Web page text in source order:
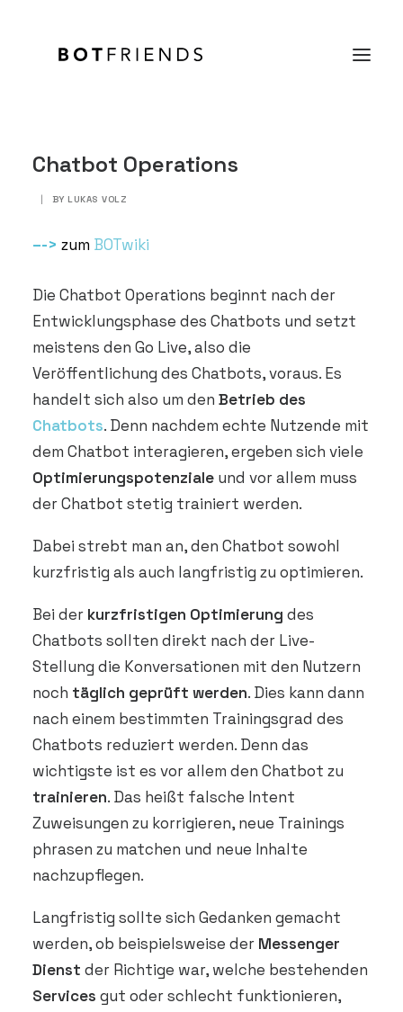
Produkt
Lösungen
Wissen
KOSTENFREI TESTEN
Chatbot Operations
| BY LUKAS VOLZ
–-> zum BOTwiki
Die Chatbot Operations beginnt nach der
Entwicklungsphase des Chatbots und setzt
meistens den Go Live, also die
Veröffentlichung des Chatbots, voraus. Es
handelt sich also um den Betrieb des
Chatbots. Denn nachdem echte Nutzende mit
dem Chatbot interagieren, ergeben sich viele
Optimierungspotenziale und vor allem muss
der Chatbot stetig trainiert werden.
Dabei strebt man an, den Chatbot sowohl
kurzfristig als auch langfristig zu optimieren.
Bei der kurzfristigen Optimierung des
Chatbots sollten direkt nach der Live-
Stellung die Konversationen mit den Nutzern
noch täglich geprüft werden. Dies kann dann
nach einem bestimmten Trainingsgrad des
Chatbots reduziert werden. Denn das
wichtigste ist es vor allem den Chatbot zu
trainieren. Das heißt falsche Intent
Zuweisungen zu korrigieren, neue Trainings
phrasen zu matchen und neue Inhalte
nachzupflegen.
Langfristig sollte sich Gedanken gemacht
werden, ob beispielsweise der Messenger
Dienst der Richtige war, welche bestehenden
Services gut oder schlecht funktionieren,